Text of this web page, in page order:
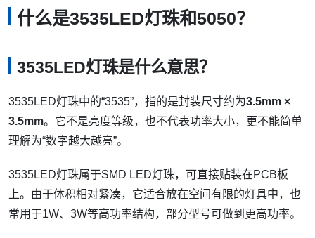
什么是3535LED灯珠和5050？
3535LED灯珠是什么意思？
3535LED灯珠中的“3535”，指的是封装尺寸约为3.5mm ×
3.5mm。它不是亮度等级，也不代表功率大小，更不能简单
理解为“数字越大越亮”。
3535LED灯珠属于SMD LED灯珠，可直接贴装在PCB板
上。由于体积相对紧凑，它适合放在空间有限的灯具中，也
常用于1W、3W等高功率结构，部分型号可做到更高功率。